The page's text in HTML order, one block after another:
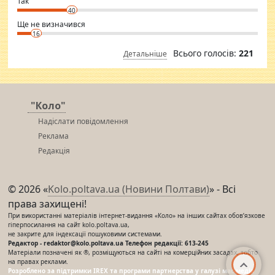
40
Ще не визначився
16
Детальніше Всього голосів: 221
"Коло"
Надіслати повідомлення
Реклама
Редакція
© 2026 «Kolo.poltava.ua (Новини Полтави)» - Всі
права захищені!
При використанні матеріалів інтернет-видання «Коло» на інших сайтах обов’язкове
гіперпосилання на сайт kolo.poltava.ua,
не закрите для індексації пошуковими системами.
Редактор - redaktor@kolo.poltava.ua Телефон редакції: 613-245
Матеріали позначені як ®, розміщуються на сайті на комерційних засадах, тобто
на правах реклами.
Розроблено за підтримки IREX та програми партнерства у галузі мас-медіа